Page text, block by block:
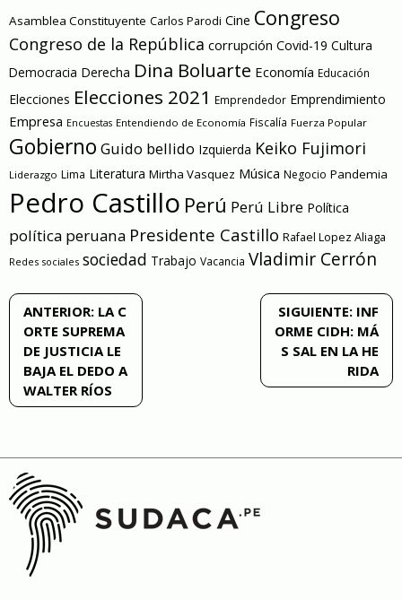
Asamblea Constituyente Carlos Parodi Cine Congreso
Congreso de la República corrupción Covid-19 Cultura
Democracia Derecha Dina Boluarte Economía Educación
Elecciones Elecciones 2021 Emprendedor Emprendimiento
Empresa Encuestas Entendiendo de Economía Fiscalía Fuerza Popular
Gobierno Guido bellido Izquierda Keiko Fujimori
Liderazgo Lima Literatura Mirtha Vasquez Música Negocio Pandemia
Pedro Castillo Perú Perú Libre Política
política peruana Presidente Castillo Rafael Lopez Aliaga
Redes sociales sociedad Trabajo Vacancia Vladimir Cerrón
Navegación
de
entradas
ANTERIOR: LA C
ORTE SUPREMA
DE JUSTICIA LE
BAJA EL DEDO A
WALTER RÍOS
SIGUIENTE: INF
ORME CIDH: MÁ
S SAL EN LA HE
RIDA